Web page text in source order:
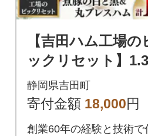
【吉田ハム工場の
ックリセット】
煮豚の白と黒&丸
レスハム
静岡県吉田町
寄付金額 18,000円
創業60年の経験と技術で